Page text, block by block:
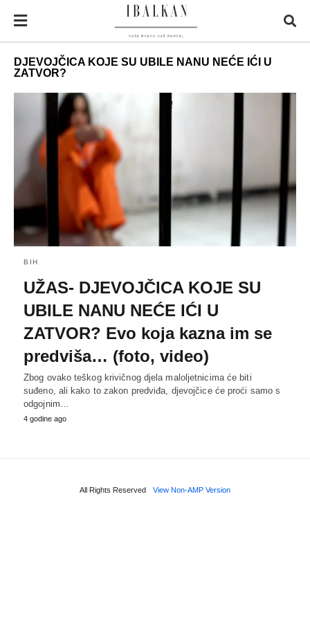
DJEVOJČICA KOJE SU UBILE NANU NEĆE IĆI U
ZATVOR?
BIH
UŽAS- DJEVOJČICA KOJE SU
UBILE NANU NEĆE IĆI U
ZATVOR? Evo koja kazna im se
predviša… (foto, video)
Zbog ovako teškog krivičnog djela maloljetnicima će biti
suđeno, ali kako to zakon predviđa, djevojčice će proći samo s
odgojnim…
4 godine ago
All Rights Reserved View Non-AMP Version